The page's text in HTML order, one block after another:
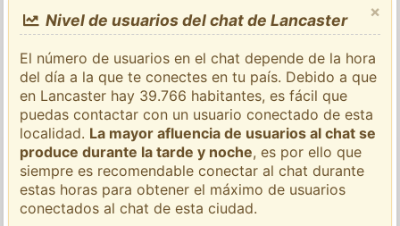
×
Nivel de usuarios del chat de Lancaster
El número de usuarios en el chat depende de la hora
del día a la que te conectes en tu país. Debido a que
en Lancaster hay 39.766 habitantes, es fácil que
puedas contactar con un usuario conectado de esta
localidad. La mayor afluencia de usuarios al chat se
produce durante la tarde y noche, es por ello que
siempre es recomendable conectar al chat durante
estas horas para obtener el máximo de usuarios
conectados al chat de esta ciudad.